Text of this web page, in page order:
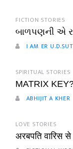
FICTION STORIES
બાળપણની એ
I AM ER
SPIRITUAL STORIES
MATRIX
ABHIJIT A KHER
LOVE STORIES
अरबपति वारिस